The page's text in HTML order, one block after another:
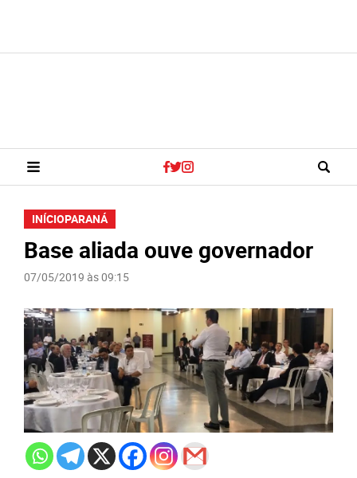
INÍCIOPARANÁ
Base aliada ouve governador
07/05/2019 às 09:15